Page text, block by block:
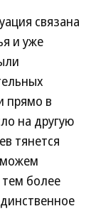
связана
и уже
прямо в
на другую
тянется
можем
более